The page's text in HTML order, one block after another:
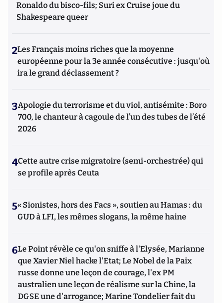
Ronaldo du bisco-fils; Suri ex Cruise joue du
Shakespeare queer
2Les Français moins riches que la moyenne
européenne pour la 3e année consécutive : jusqu'où
ira le grand déclassement ?
3Apologie du terrorisme et du viol, antisémite : Boro
700, le chanteur à cagoule de l’un des tubes de l’été
2026
4Cette autre crise migratoire (semi-orchestrée) qui
se profile après Ceuta
5« Sionistes, hors des Facs », soutien au Hamas : du
GUD à LFI, les mêmes slogans, la même haine
6Le Point révèle ce qu'on sniffe à l'Elysée, Marianne
que Xavier Niel hacke l'Etat; Le Nobel de la Paix
russe donne une leçon de courage, l'ex PM
australien une leçon de réalisme sur la Chine, la
DGSE une d'arrogance; Marine Tondelier fait du